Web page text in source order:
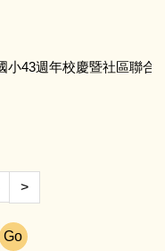
小43週年校慶暨社區聯合
>
Go